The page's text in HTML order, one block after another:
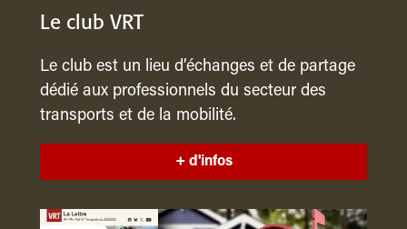
Le club VRT
Le club est un lieu d’échanges et de partage
dédié aux professionnels du secteur des
transports et de la mobilité.
+ d'infos